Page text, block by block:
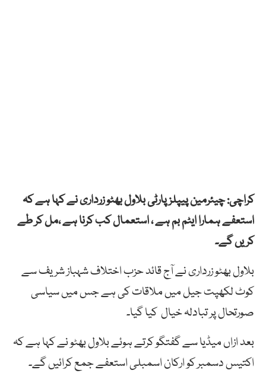
کراچی: چیئرمین پیپلز پارٹی بلاول بھٹو زرداری نے کہا ہے کہ
استعفے ہمارا ایٹم بم ہے ، استعمال کب کرنا ہے ،مل کر طے
کریں گے۔
بلاول بھٹو زرداری نے آج قائد حزب اختلاف شہباز شریف سے
کوٹ لکھپت جیل میں ملاقات کی ہے جس میں سیاسی
صورتحال پر تبادلہ خیال کیا گیا۔
بعد ازاں میڈیا سے گفتگو کرتے ہوئے بلاول بھٹو نے کہا ہے کہ
اکتیس دسمبر کو ارکان اسمبلی استعفے جمع کرائیں گے۔